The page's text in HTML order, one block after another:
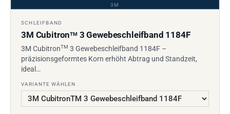
3M
SCHLEIFBAND
3M CubitronTM3 Gewebeschleifband 1184F
3M CubitronTM 3 Gewebeschleifband 1184F –
präzisionsgeformtes Korn erhöht Abtrag und Standzeit,
ideal…
VARIANTE WÄHLEN